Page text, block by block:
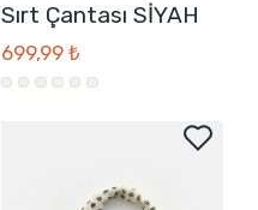
Sırt Çantası SİYAH
699,99 ₺